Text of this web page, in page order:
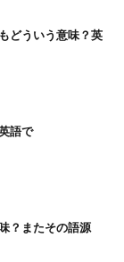
どういう意味？英
語で
？またその語源